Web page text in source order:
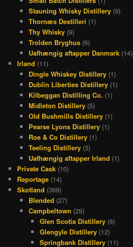
Stauning Whisky Distillery(9)
Thornæs Destilleri (1)
Thy Whisky(9)
Trolden Bryghus(6)
Uafhængig aftapper Danmark(14)
Irland (11)
Dingle Whiskey Distillery(1)
Dublin Liberties Distillery(1)
Kilbeggan Distilling Co. (1)
Midleton Distillery(5)
Old Bushmills Distillery(1)
Pearse Lyons Distillery(1)
Roe & Co Distillery(1)
Teeling Distillery(3)
Uafhængig aftapper Irland (1)
Private Cask (10)
Reportage (14)
Skotland (369)
Blended (27)
Campbeltown (29)
Glen Scotia Distillery (6)
Glengyle Distillery (12)
Springbank Distillery (11)